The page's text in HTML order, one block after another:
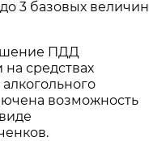
3 базовых величин
ПДД
средствах
возможность